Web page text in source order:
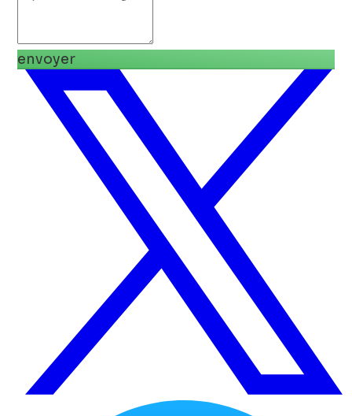
envoyer